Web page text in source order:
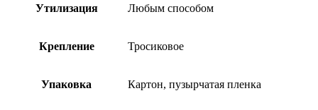
Утилизация Любым способом
Крепление Тросиковое
Упаковка Картон, пузырчатая пленка